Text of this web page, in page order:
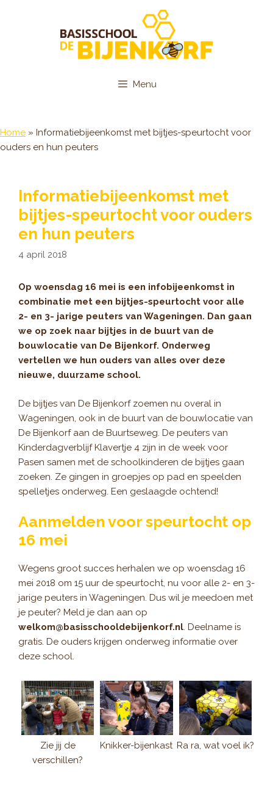
Menu
Home » Informatiebijeenkomst met bijtjes-speurtocht voor
ouders en hun peuters
Informatiebijeenkomst met
bijtjes-speurtocht voor ouders
en hun peuters
4 april 2018
Op woensdag 16 mei is een infobijeenkomst in
combinatie met een bijtjes-speurtocht voor alle
2- en 3- jarige peuters van Wageningen. Dan gaan
we op zoek naar bijtjes in de buurt van de
bouwlocatie van De Bijenkorf. Onderweg
vertellen we hun ouders van alles over deze
nieuwe, duurzame school.
De bijtjes van De Bijenkorf zoemen nu overal in
Wageningen, ook in de buurt van de bouwlocatie van
De Bijenkorf aan de Buurtseweg. De peuters van
Kinderdagverblijf Klavertje 4 zijn in de week voor
Pasen samen met de schoolkinderen de bijtjes gaan
zoeken. Ze gingen in groepjes op pad en speelden
spelletjes onderweg. Een geslaagde ochtend!
Aanmelden voor speurtocht op
16 mei
Wegens groot succes herhalen we op woensdag 16
mei 2018 om 15 uur de speurtocht, nu voor alle 2- en 3-
jarige peuters in Wageningen. Dus wil je meedoen met
je peuter? Meld je dan aan op
welkom@basisschooldebijenkorf.nl. Deelname is
gratis. De ouders krijgen onderweg informatie over
deze school.
Zie jij de
verschillen?
Knikker-bijenkast Ra ra, wat voel ik?